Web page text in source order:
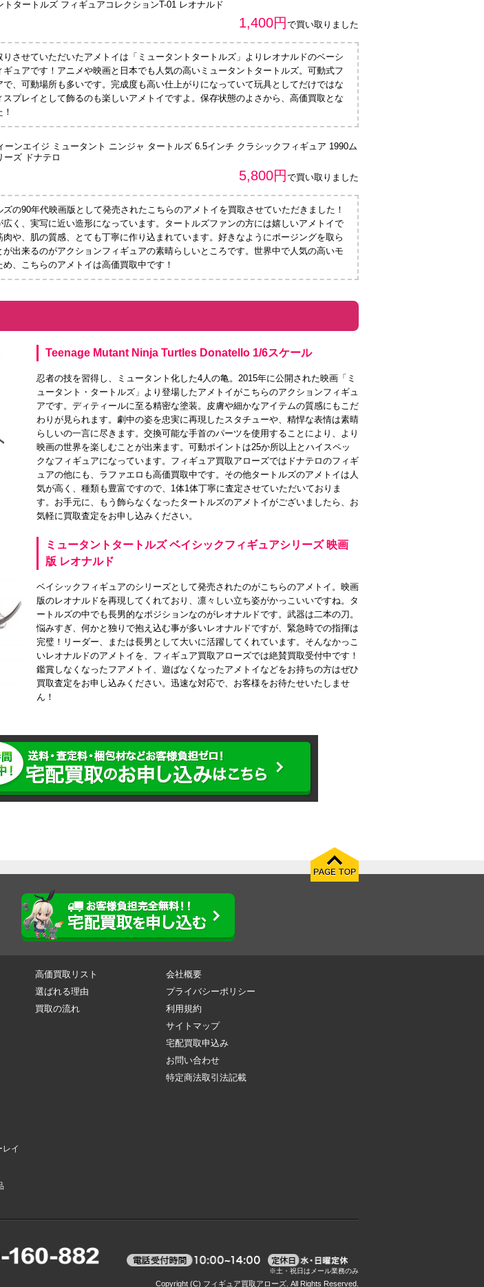
トタートルズ フィギュアコレクションT-01 レオナルド
1,400円 で買い取りました
りさせていただいたアメトイは「ミュータントタートルズ」よりレオナルドのベーシ
ギュアです！アニメや映画と日本でも人気の高いミュータントタートルズ。可動式フ
で、可動場所も多いです。完成度も高い仕上がりになっていて玩具としてだけではな
スプレイとして飾るのも楽しいアメトイですよ。保存状態のよさから、高価買取とな
ーンエイジ ミュータント ニンジャ タートルズ 6.5インチ クラシックフィギュア 1990ム
ーズ ドナテロ
5,800円 で買い取りました
ズの90年代映画版として発売されたこちらのアメトイを買取させていただきました！
広く、実写に近い造形になっています。タートルズファンの方には嬉しいアメトイで
肉や、肌の質感、とても丁寧に作り込まれています。好きなようにポージングを取ら
が出来るのがアクションフィギュアの素晴らしいところです。世界中で人気の高いモ
め、こちらのアメトイは高価買取中です！
Teenage Mutant Ninja Turtles Donatello 1/6スケール
忍者の技を習得し、ミュータント化した4人の亀。2015年に公開された映画「ミ
ュータント・タートルズ」より登場したアメトイがこちらのアクションフィギュ
アです。ディティールに至る精密な塗装。皮膚や細かなアイテムの質感にもこだ
わりが見られます。劇中の姿を忠実に再現したスタチューや、精悍な表情は素晴
らしいの一言に尽きます。交換可能な手首のパーツを使用することにより、より
映画の世界を楽しむことが出来ます。可動ポイントは25か所以上とハイスペッ
クなフィギュアになっています。フィギュア買取アローズではドナテロのフィギ
ュアの他にも、ラファエロも高価買取中です。その他タートルズのアメトイは人
気が高く、種類も豊富ですので、1体1体丁寧に査定させていただいておりま
す。お手元に、もう飾らなくなったタートルズのアメトイがございましたら、お
気軽に買取査定をお申し込みください。
ミュータントタートルズ ベイシックフィギュアシリーズ 映画
版 レオナルド
ベイシックフィギュアのシリーズとして発売されたのがこちらのアメトイ。映画
版のレオナルドを再現してくれており、凛々しい立ち姿がかっこいいですね。タ
ートルズの中でも長男的なポジションなのがレオナルドです。武器は二本の刀。
悩みすぎ、何かと独りで抱え込む事が多いレオナルドですが、緊急時での指揮は
完璧！リーダー、または長男として大いに活躍してくれています。そんなかっこ
いレオナルドのアメトイを、フィギュア買取アローズでは絶賛買取受付中です！
鑑賞しなくなったフアメトイ、遊ばなくなったアメトイなどをお持ちの方はぜひ
買取査定をお申し込みください。迅速な対応で、お客様をお待たせいたしませ
ん！
レイ
高価買取リスト
選ばれる理由
買取の流れ
会社概要
プライバシーポリシー
利用規約
サイトマップ
宅配買取申込み
お問い合わせ
特定商法取引法記載
Copyright (C) フィギュア買取アローズ. All Rights Reserved.